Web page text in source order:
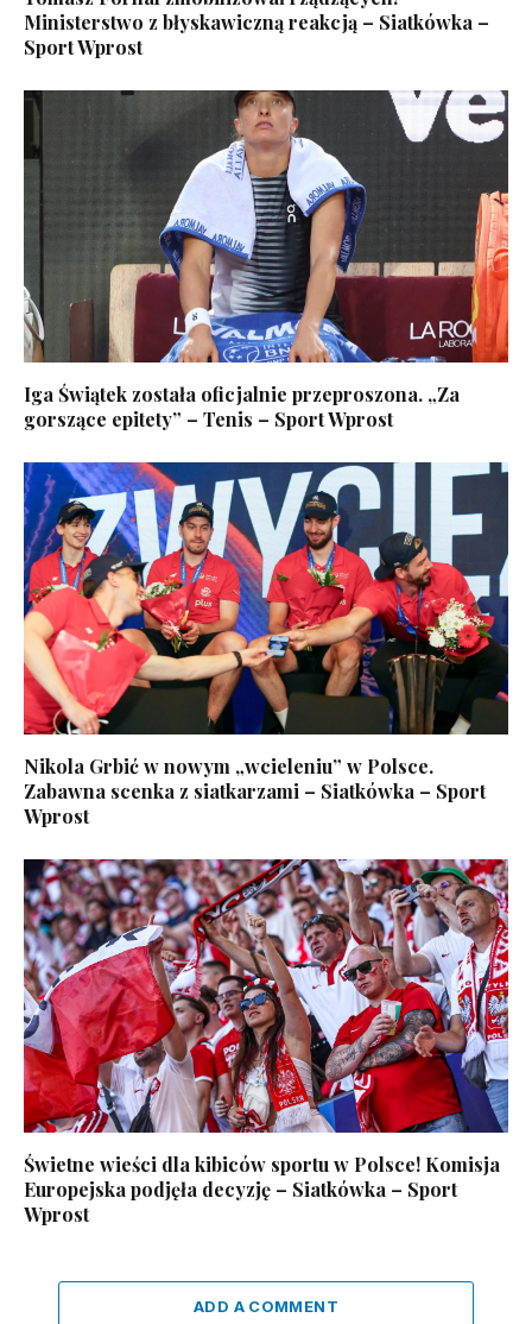
Ministerstwo z błyskawiczną reakcją – Siatkówka –
Sport Wprost
Iga Świątek została oficjalnie przeproszona. „Za
gorszące epitety” – Tenis – Sport Wprost
Nikola Grbić w nowym „wcieleniu” w Polsce.
Zabawna scenka z siatkarzami – Siatkówka – Sport
Wprost
Świetne wieści dla kibiców sportu w Polsce! Komisja
Europejska podjęła decyzję – Siatkówka – Sport
Wprost
ADD A COMMENT